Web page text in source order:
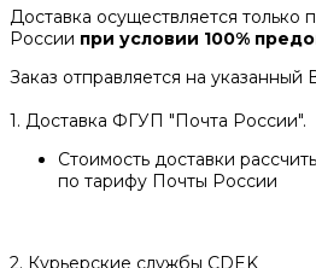
Доставка осуществляется только
России при условии 100%
Заказ отправляется на указанный
1. Доставка ФГУП "Почта России".
Стоимость доставки
по тарифу Почты России
2. Курьерские службы CDEK